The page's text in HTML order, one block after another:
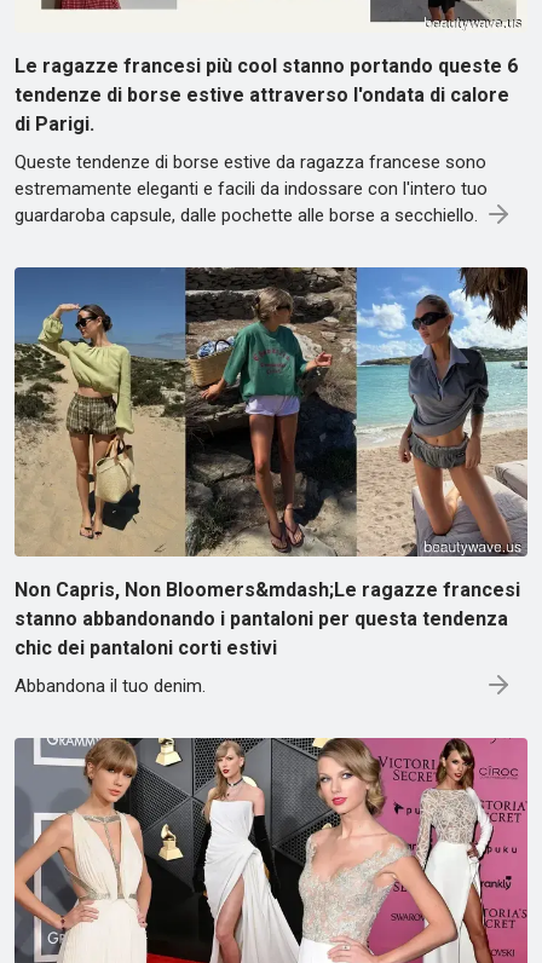
Le ragazze francesi più cool stanno portando queste 6
tendenze di borse estive attraverso l'ondata di calore
di Parigi.
Queste tendenze di borse estive da ragazza francese sono
estremamente eleganti e facili da indossare con l'intero tuo
guardaroba capsule, dalle pochette alle borse a secchiello.
Non Capris, Non Bloomers&mdash;Le ragazze francesi
stanno abbandonando i pantaloni per questa tendenza
chic dei pantaloni corti estivi
Abbandona il tuo denim.